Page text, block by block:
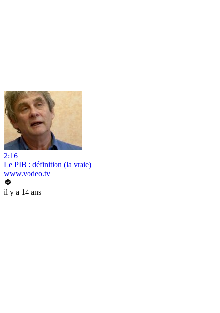
2:16
Le PIB : définition (la vraie)
www.vodeo.tv
il y a 14 ans